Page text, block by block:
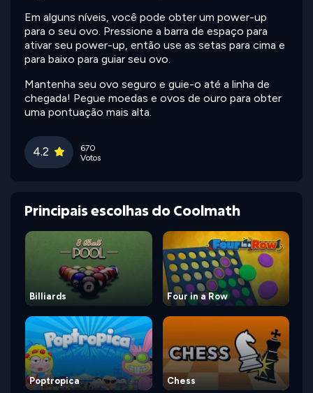
Em alguns níveis, você pode obter um power-up
para o seu ovo. Pressione a barra de espaço para
ativar seu power-up, então use as setas para cima e
para baixo para guiar seu ovo.
Mantenha seu ovo seguro e guie-o até a linha de
chegada! Pegue moedas e ovos de ouro para obter
uma pontuação mais alta.
4.2
670
Votos
Principais escolhas do Coolmath
Billiards Four in a Row
Poptropica Chess